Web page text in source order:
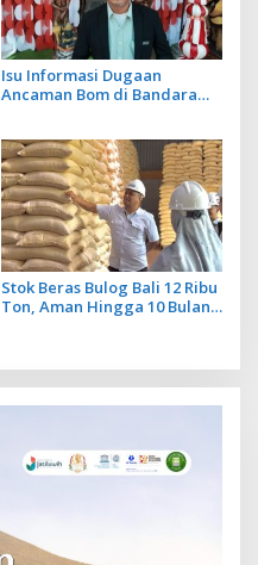
Isu Informasi Dugaan
Ancaman Bom di Bandara
Lancar
Stok Beras Bulog Bali 12 Ribu
Ton, Aman Hingga 10 Bulan